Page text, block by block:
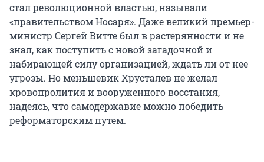
стал революционной властью, называли
«правительством Носаря». Даже великий премьер-
министр Сергей Витте был в растерянности и не
знал, как поступить с новой загадочной и
набирающей силу организацией, ждать ли от нее
угрозы. Но меньшевик Хрусталев не желал
кровопролития и вооруженного восстания,
надеясь, что самодержавие можно победить
реформаторским путем.